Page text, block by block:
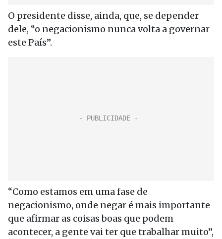
O presidente disse, ainda, que, se depender
dele, “o negacionismo nunca volta a governar
este País”.
“Como estamos em uma fase de
negacionismo, onde negar é mais importante
que afirmar as coisas boas que podem
acontecer, a gente vai ter que trabalhar muito”,